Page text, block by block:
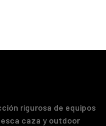
rigurosa de equipos
caza y outdoor